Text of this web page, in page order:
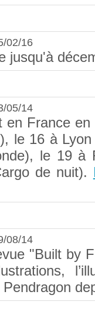
02/16
jusqu'à
05/14
en France
le 16 à
le 19 à
de nuit).
08/14
"Built by